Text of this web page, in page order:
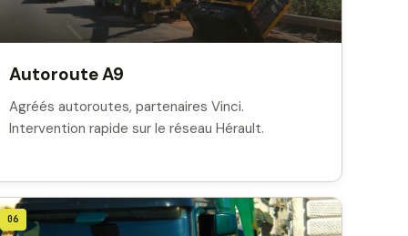
Autoroute A9
Agréés autoroutes, partenaires Vinci.
Intervention rapide sur le réseau Hérault.
06